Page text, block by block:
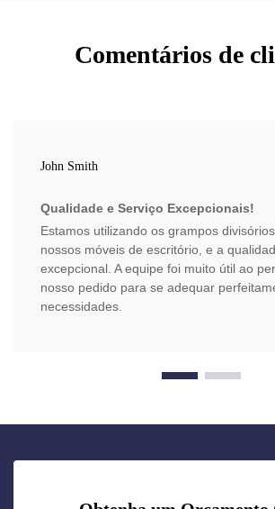
Comentários de
John Smith
Qualidade e Serviço Excepcionais!
Estamos utilizando os grampos
nossos móveis de escritório, e a
excepcional. A equipe foi muito útil ao
nosso pedido para se adequar
necessidades.